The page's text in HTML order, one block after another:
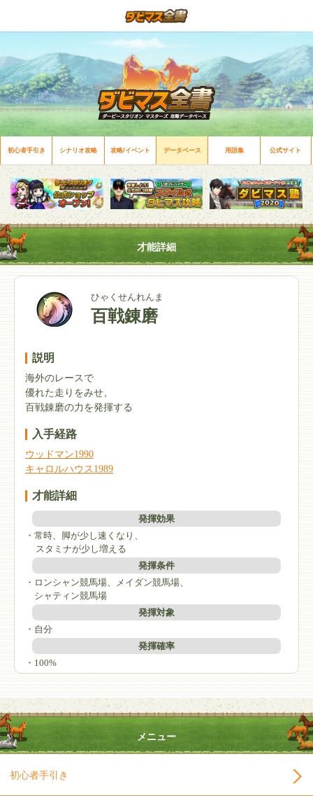
初心者手引き シナリオ攻略 攻略/イベント データベース 用語集 公式サイト
才能詳細
ひゃくせんれんま
百戦錬磨
説明
海外のレースで
優れた走りをみせ、
百戦錬磨の力を発揮する
入手経路
ウッドマン1990
キャロルハウス1989
才能詳細
発揮効果
・常時、脚が少し速くなり、
スタミナが少し増える
発揮条件
・ロンシャン競馬場、メイダン競馬場、
シャティン競馬場
発揮対象
・自分
発揮確率
・100%
メニュー
初心者手引き